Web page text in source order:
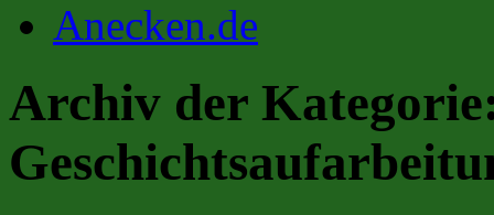
Anecken.de
Archiv der